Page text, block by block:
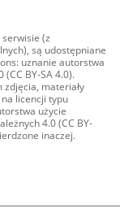
(z
są udostępniane
uznanie autorstwa
BY-SA 4.0).
zdjęcia, materiały
licencji typu
użycie
4.0 (CC BY-
inaczej.